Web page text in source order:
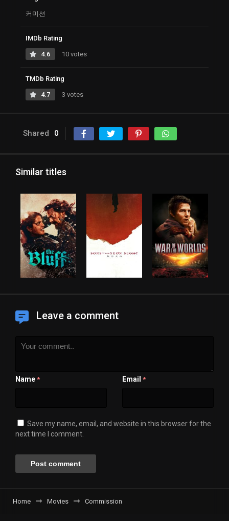
커미션
IMDb Rating
4.6 10 votes
TMDb Rating
4.7 3 votes
Shared 0
Similar titles
Leave a comment
Name * Email *
Save my name, email, and website in this browser for the
next time I comment.
Home Movies Commission